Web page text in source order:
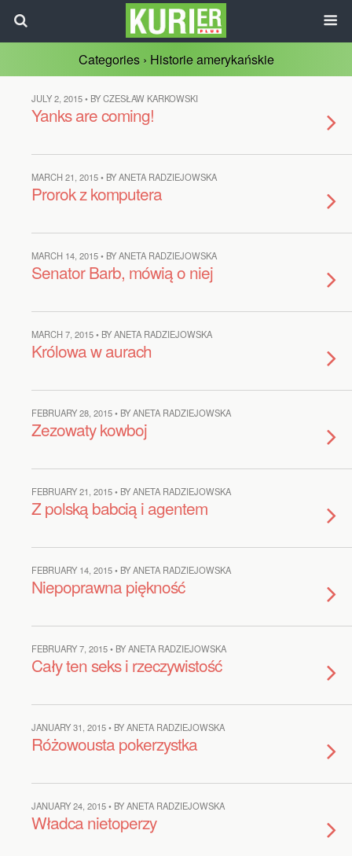
Categories › Historie amerykańskie
JULY 2, 2015 • BY CZESŁAW KARKOWSKI
Yanks are coming!
MARCH 21, 2015 • BY ANETA RADZIEJOWSKA
Prorok z komputera
MARCH 14, 2015 • BY ANETA RADZIEJOWSKA
Senator Barb, mówią o niej
MARCH 7, 2015 • BY ANETA RADZIEJOWSKA
Królowa w aurach
FEBRUARY 28, 2015 • BY ANETA RADZIEJOWSKA
Zezowaty kowboj
FEBRUARY 21, 2015 • BY ANETA RADZIEJOWSKA
Z polską babcią i agentem
FEBRUARY 14, 2015 • BY ANETA RADZIEJOWSKA
Niepoprawna piękność
FEBRUARY 7, 2015 • BY ANETA RADZIEJOWSKA
Cały ten seks i rzeczywistość
JANUARY 31, 2015 • BY ANETA RADZIEJOWSKA
Różowousta pokerzystka
JANUARY 24, 2015 • BY ANETA RADZIEJOWSKA
Władca nietoperzy